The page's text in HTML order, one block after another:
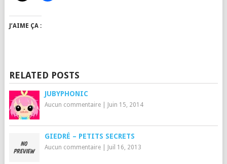
J’AIME ÇA :
RELATED POSTS
JUBYPHONIC
Aucun commentaire| Juin 15, 2014
GIEDRÉ – PETITS SECRETS
Aucun commentaire| Juil 16, 2013